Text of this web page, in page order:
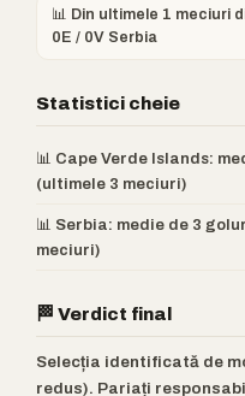
📊 Din ultimele 1 meciuri
0E / 0V Serbia
Statistici cheie
📊 Cape Verde Islands:
(ultimele 3 meciuri)
📊 Serbia: medie de 3
meciuri)
🏁 Verdict final
Selecția identificată de
redus). Pariați